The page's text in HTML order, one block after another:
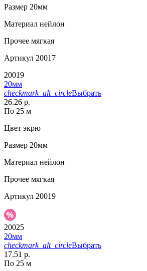
Размер 20мм
Материал нейлон
Прочее мягкая
Артикул 20017
20019
20мм
checkmark_alt_circleВыбрать
26.26 р.
По 25 м
Цвет экрю
Размер 20мм
Материал нейлон
Прочее мягкая
Артикул 20019
20025
20мм
checkmark_alt_circleВыбрать
17.51 р.
По 25 м